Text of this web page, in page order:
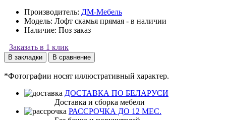
Производитель: ДМ-Мебель
Модель: Лофт скамья прямая - в наличии
Наличие: Поз заказ
Заказать в 1 клик
В закладки В сравнение
*Фотографии носят иллюстративный характер.
ДОСТАВКА ПО БЕЛАРУСИ
Доставка и сборка мебели
РАССРОЧКА ДО 12 МЕС.